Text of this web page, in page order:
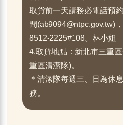
取貨前一天請務必電話預
間(ab9094@ntpc.gov.tw)
8512-2225#108。林小姐
4.取貨地點：新北市三重
重區清潔隊)。
＊清潔隊每週三、日為休
務。